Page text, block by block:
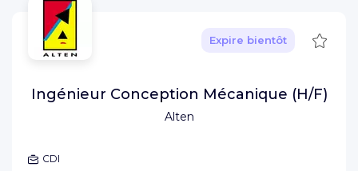
Alten
Expire bientôt
Ingénieur Conception Mécanique (H/F)
CDI